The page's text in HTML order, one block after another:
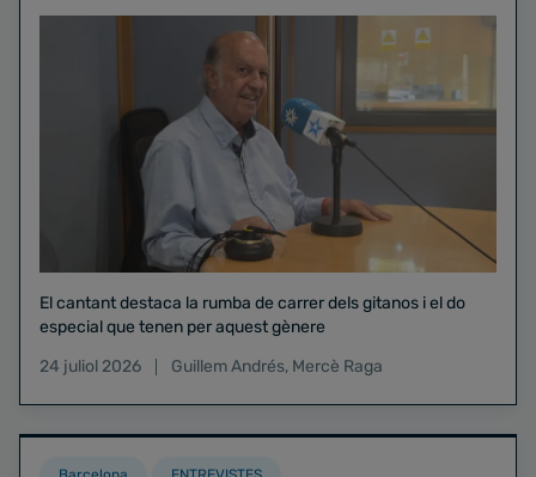
El cantant destaca la rumba de carrer dels gitanos i el do
especial que tenen per aquest gènere
24 juliol 2026
Guillem Andrés, Mercè Raga